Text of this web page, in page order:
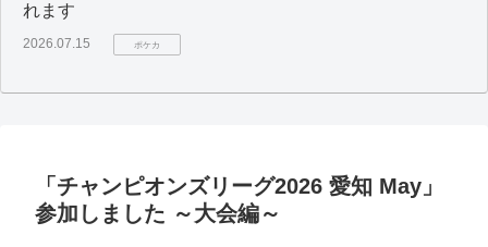
れます
2026.07.15 ポケカ
「チャンピオンズリーグ2026 愛知 May」
参加しました ～大会編～